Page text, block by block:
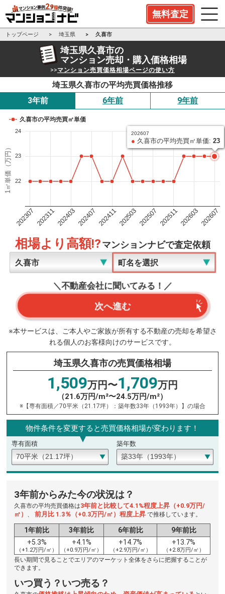
無料査定
トップページ 埼玉県 久喜市
埼玉県久喜市の
マンション売却・購入価格相場
>>マンション売買価格相場ページの使い方
埼玉県久喜市の平均売買価格推移
3年前
6年前 9年前
1㎡単価（万円）
久喜市の平均売買㎡単価
202307202311202403202407202411202503202507202511202603202607
22
23
24 202607
● 久喜市の平均売買㎡単価: 23
相場より高額!?マンションナビで査定依頼
＼不動産会社に聞いてみる！／
次へ進む
※本サービスは、ご本人やご家族が所有する不動産の売却を希望さ
れる個人のお客様向けのサービスです。
埼玉県久喜市の売買価格相場
1,509万円〜1,709万円
（21.6万円/m²〜24.5万円/m²）
※【専有面積／70平米（21.17坪）：築年数33年（1993年）】の場合
物件条件を変更すると売買価格相場が変わります！
専有面積 築年数
3年前からみた今の状況は？
久喜市の平均売買価格は3年前と比較して4.1%程度上昇（+0.9万円/
㎡） 、前月比 1.3％（+0.3万円/㎡）程度上昇で推移しています。
1年前比 3年前比 6年前比
9年前比
+5.3%
（+1.2万円/㎡）
+4.1%
（+0.9万円/㎡）
+14.7%
（+2.9万円/㎡）
+13.7%
（+2.8万円/㎡）
長い期間で見ることでエリアのマーケット全体をさらに把握することが
できます。
いつ買う？いつ売る？